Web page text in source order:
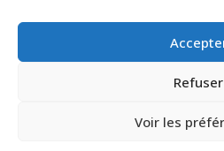
Refuser
Voir les
Domaine de